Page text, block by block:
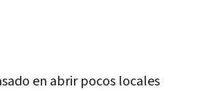
en abrir pocos locales